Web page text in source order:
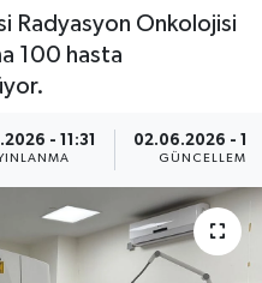
Radyasyon Onkolojisi
100 hasta
- 11:31 02.06.2026 -
GÜNCELLEME